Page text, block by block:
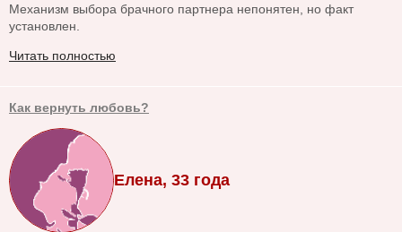
Механизм выбора брачного партнера непонятен, но факт
установлен.
Читать полностью
Как вернуть любовь?
Елена, 33 года